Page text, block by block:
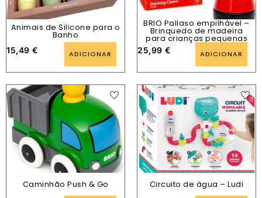
Animais de Silicone para o
Banho
15,49 € ADICIONAR
BRIO Pallaso empilhável –
Brinquedo de madeira
para crianças pequenas
25,99 € ADICIONAR
Caminhão Push & Go Circuito de água – Ludi